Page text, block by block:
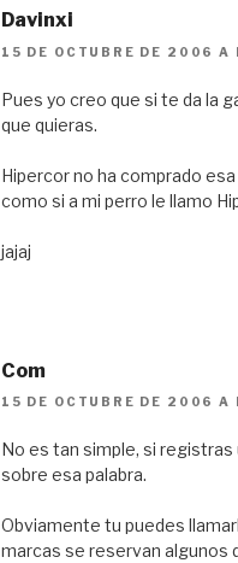
Davinxi
15 DE OCTUBRE DE 2006 A
Pues yo creo que si te da la
que quieras.
Hipercor no ha comprado
como si a mi perro le llamo
jajaj
Com
15 DE OCTUBRE DE 2006
No es tan simple, si
sobre esa palabra.
Obviamente tu puedes
marcas se reservan algunos